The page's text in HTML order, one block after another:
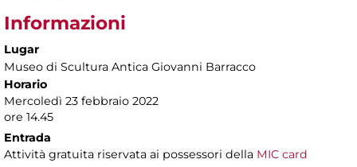
Informazioni
Lugar
Museo di Scultura Antica Giovanni Barracco
Horario
Mercoledì 23 febbraio 2022
ore 14.45
Entrada
Attività gratuita riservata ai possessori della MIC card